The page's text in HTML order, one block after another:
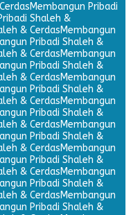
Membangun Pribadi
Shaleh &
& CerdasMembangun
Pribadi Shaleh &
& CerdasMembangun
Pribadi Shaleh &
& CerdasMembangun
Pribadi Shaleh &
& CerdasMembangun
Pribadi Shaleh &
& CerdasMembangun
Pribadi Shaleh &
& CerdasMembangun
Pribadi Shaleh &
& CerdasMembangun
Pribadi Shaleh &
& CerdasMembangun
Pribadi Shaleh &